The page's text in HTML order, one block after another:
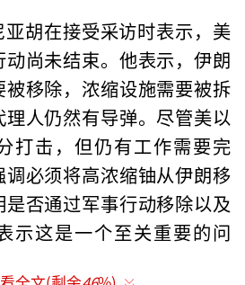
胡在接受采访时表示，美
尚未结束。他表示，伊朗
移除，浓缩设施需要被拆
人仍然有导弹。尽管美以
打击，但仍有工作需要完
必须将高浓缩铀从伊朗移
否通过军事行动移除以及
示这是一个至关重要的问